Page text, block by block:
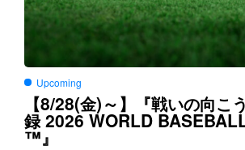
Upcoming
【8/28(金)～】『戦いの向こう
録2026 WORLD
™』